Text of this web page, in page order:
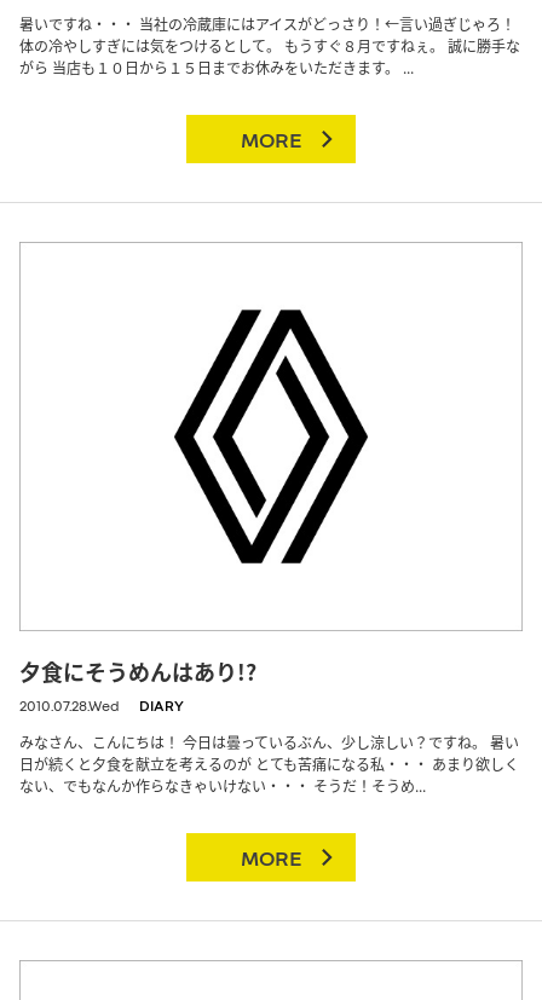
暑いですね・・・ 当社の冷蔵庫にはアイスがどっさり！←言い過ぎじゃろ！
体の冷やしすぎには気をつけるとして。 もうすぐ８月ですねぇ。 誠に勝手な
がら 当店も１０日から１５日までお休みをいただきます。 ...
MORE
夕食にそうめんはあり!?
2010.07.28.Wed DIARY
みなさん、こんにちは！ 今日は曇っているぶん、少し涼しい？ですね。 暑い
日が続くと夕食を献立を考えるのが とても苦痛になる私・・・ あまり欲しく
ない、でもなんか作らなきゃいけない・・・ そうだ！そうめ...
MORE